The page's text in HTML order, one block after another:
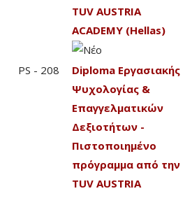
TUV AUSTRIA
ACADEMY (Hellas)
PS - 208
Diploma Εργασιακής
Ψυχολογίας &
Επαγγελματικών
Δεξιοτήτων -
Πιστοποιημένο
πρόγραμμα από την
TUV AUSTRIA